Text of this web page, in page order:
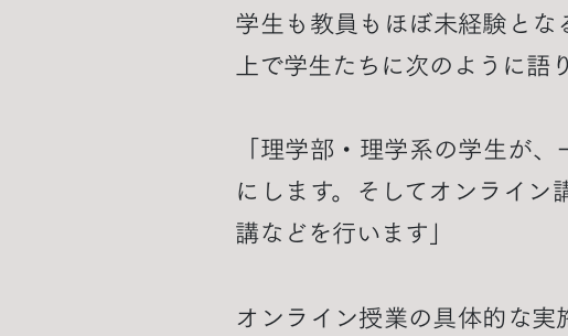
学生も教員もほぼ未経験と
上で学生たちに次のように語
「理学部・理学系の学生が
にします。そしてオンライ
講などを行います」
オンライン授業の具体的な